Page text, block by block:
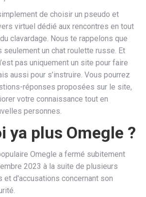
de choisir un pseudo et
virtuel dédié aux rencontres en tout
clavardage. Nous te rappelons que
seulement un chat roulette russe. Et
pas uniquement un site pour faire
aussi pour s’instruire. Vous pourrez
réponses proposées sur le site,
votre connaissance tout en
personnes.
ya plus Omegle ?
Omegle a fermé subitement
2023 à la suite de plusieurs
et d'accusations concernant son